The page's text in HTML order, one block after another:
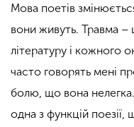
Мова поетів
вони живуть. Травма
літературу і кожного
часто говорять мені
болю, що вона
одна з функцій